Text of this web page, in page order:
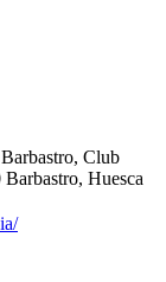
Club
Huesca